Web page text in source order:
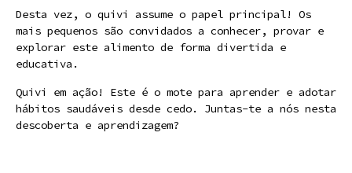
Desta vez, o quivi assume o papel principal! Os
mais pequenos são convidados a conhecer, provar e
explorar este alimento de forma divertida e
educativa.
Quivi em ação! Este é o mote para aprender e adotar
hábitos saudáveis desde cedo. Juntas-te a nós nesta
descoberta e aprendizagem?